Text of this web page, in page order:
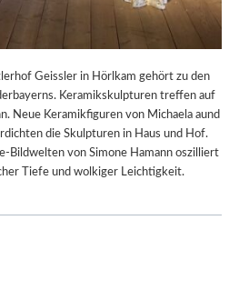
Geissler in Hörlkam gehört zu den
Keramikskulpturen treffen auf
Neue Keramikfiguren von Michaela aund
die Skulpturen in Haus und Hof.
Bildwelten von Simone Hamann oszilliert
Tiefe und wolkiger Leichtigkeit.